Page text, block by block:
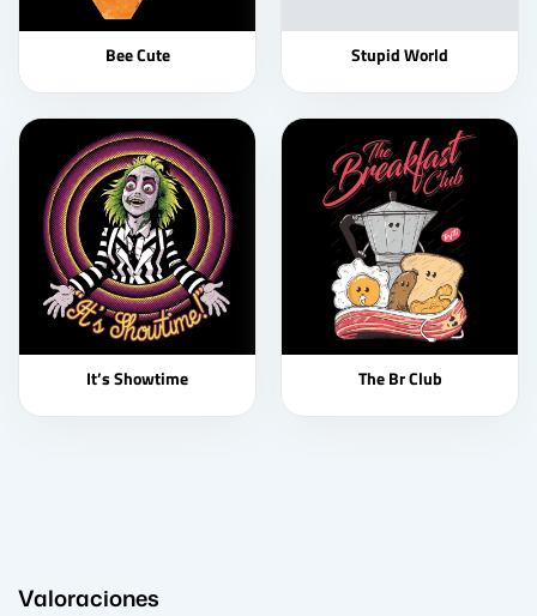
Bee Cute Stupid World
It’s Showtime The Br Club
Valoraciones